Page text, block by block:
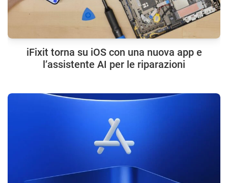
iFixit torna su iOS con una nuova app e
l’assistente AI per le riparazioni